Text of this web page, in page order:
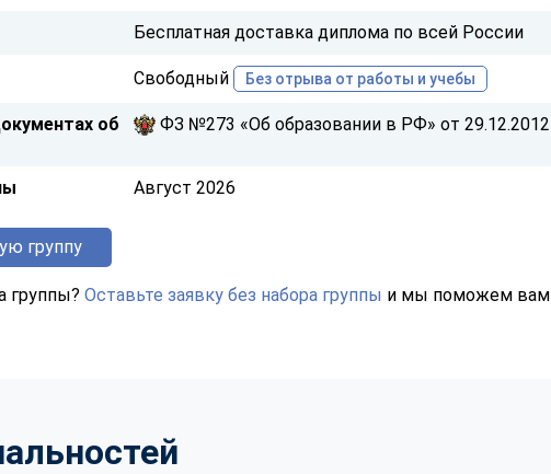
Бесплатная доставка диплома по всей России
Свободный Без отрыва от работы и учебы
об
ФЗ №273 «Об образовании в РФ» от 29.12.2012
Август 2026
группу
группы? Оставьте заявку без набора группы и мы поможем вам